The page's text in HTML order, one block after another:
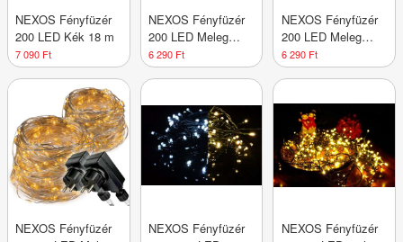
NEXOS Fényfüzér
200 LED Kék 18 m
7 090 Ft
NEXOS Fényfüzér
200 LED Meleg
fehér 18 m
6 290 Ft
NEXOS Fényfüzér
200 LED Meleg
fehér 18 m
6 290 Ft
NEXOS Fényfüzér
NEXOS Fényfüzér
NEXOS Fényfüzér